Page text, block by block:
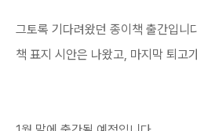
그토록 기다려왔던 종이책 출간입니
책 표지 시안은 나왔고, 마지막 퇴고